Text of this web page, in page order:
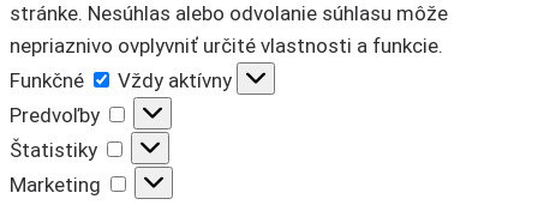
stránke. Nesúhlas alebo odvolanie súhlasu môže
nepriaznivo ovplyvniť určité vlastnosti a funkcie.
Funkčné
Funkčné
Vždy aktívny
Predvoľby
Predvoľby
Štatistiky
Štatistiky
Marketing
Marketing